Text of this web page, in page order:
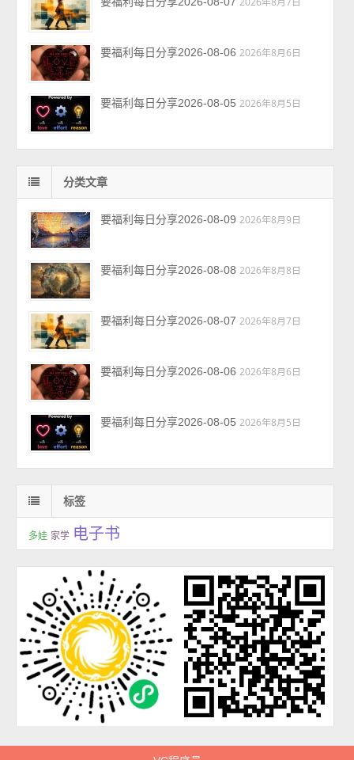
要福利每日分享2026-08-06 2026年8月6日
要福利每日分享2026-08-05 2026年8月5日
分类文章
要福利每日分享2026-08-09 2026年8月9日
要福利每日分享2026-08-08 2026年8月8日
要福利每日分享2026-08-07 2026年8月7日
要福利每日分享2026-08-06 2026年8月6日
要福利每日分享2026-08-05 2026年8月5日
标签
多娃 家学 电子书